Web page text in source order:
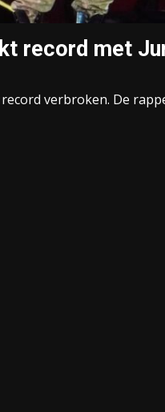
record met
verbroken. De